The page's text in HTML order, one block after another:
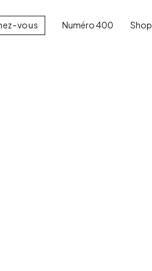
vous Numéro 400 Shop